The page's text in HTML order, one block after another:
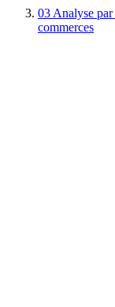
03 Analyse
commerces